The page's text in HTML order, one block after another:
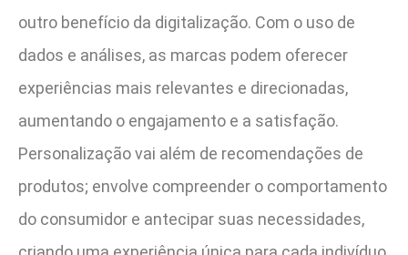
outro benefício da digitalização. Com o uso de
dados e análises, as marcas podem oferecer
experiências mais relevantes e direcionadas,
aumentando o engajamento e a satisfação.
Personalização vai além de recomendações de
produtos; envolve compreender o comportamento
do consumidor e antecipar suas necessidades,